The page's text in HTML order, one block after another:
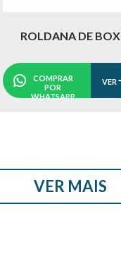
ROLDANA DE BOX
COMPRAR
POR
WHATSAPP
VER
VER MAIS